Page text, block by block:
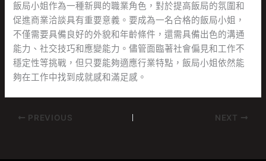
飯局小姐作為一種新興的職業角色，對於提高飯局的氛圍和
促進商業洽談具有重要意義。要成為一名合格的飯局小姐，
不僅需要具備良好的外貌和年齡條件，還需具備出色的溝通
能力、社交技巧和應變能力。儘管面臨著社會偏見和工作不
穩定性等挑戰，但只要能夠適應行業特點，飯局小姐依然能
夠在工作中找到成就感和滿足感。
PREVIOUS NEXT